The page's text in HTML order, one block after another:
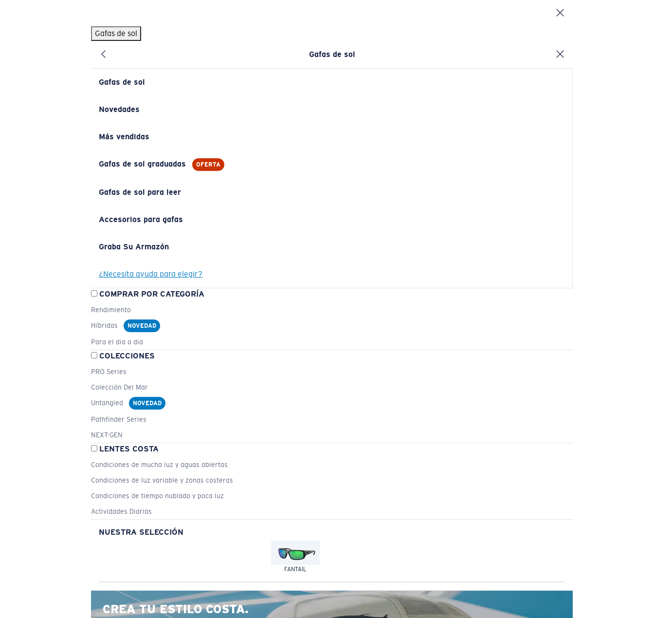
Gafas de sol
Gafas de sol
Gafas de sol
Novedades
Más vendidas
Gafas de sol graduadas OFERTA
Gafas de sol para leer
Accesorios para gafas
Graba Su Armazón
¿Necesita ayuda para elegir?
COMPRAR POR CATEGORÍA
Rendimiento
Híbridas
NOVEDAD
Para el dia a dia
COLECCIONES
PRO Series
Colección Del Mar
Untangled
NOVEDAD
Pathfinder Series
NEXT-GEN
LENTES COSTA
Condiciones de mucha luz y aguas abiertas
Condiciones de luz variable y zonas costeras
Condiciones de tiempo nublado y poca luz
Actividades Diarias
NUESTRA SELECCIÓN
FANTAIL
CREA TU ESTILO COSTA.
BÚSQUEDAS POPULARES
Pilothouse PRO Limited Edition Pack
Gafas de sol personalizadas
Los más vendidos de gafas de sol